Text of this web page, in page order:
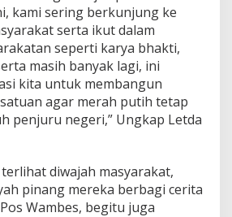
kami sering berkunjung ke
serta ikut dalam
seperti karya bhakti,
masih banyak lagi, ini
kita untuk membangun
agar merah putih tetap
penjuru negeri,” Ungkap Letda
diwajah masyarakat,
pinang mereka berbagi cerita
Wambes, begitu juga